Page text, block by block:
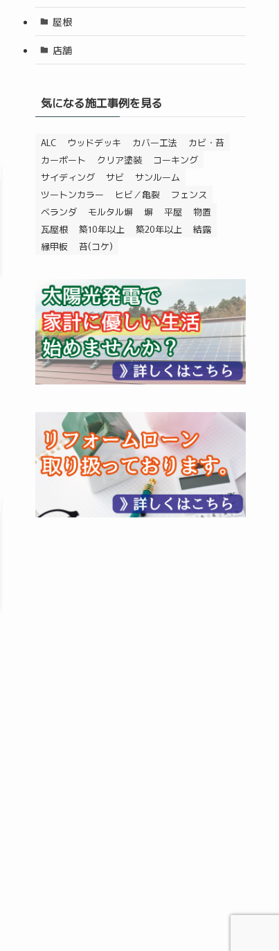
屋根
店舗
気になる施工事例を見る
ALC ウッドデッキ カバー工法
カビ・苔
カーポート
クリア塗装
コーキング
サイディング
サビ
サンルーム
ツートンカラー
ヒビ／亀裂
フェンス
ベランダ
モルタル塀 塀 平屋
物置
瓦屋根
築10年以上 築20年以上
結露
縁甲板
苔(コケ)